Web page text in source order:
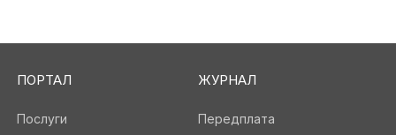
ПОРТАЛ
Послуги
ЖУРНАЛ
Передплата